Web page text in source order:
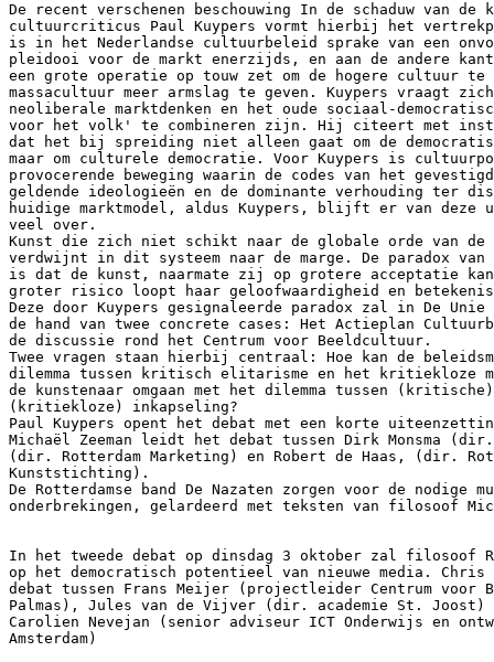
De recent verschenen beschouwing In de schaduw van de
cultuurcriticus Paul Kuypers vormt hierbij het
is in het Nederlandse cultuurbeleid sprake van een
pleidooi voor de markt enerzijds, en aan de andere
een grote operatie op touw zet om de hogere cultuur te
massacultuur meer armslag te geven. Kuypers vraagt
neoliberale marktdenken en het oude sociaal-
voor het volk' te combineren zijn. Hij citeert met
dat het bij spreiding niet alleen gaat om de
maar om culturele democratie. Voor Kuypers is
provocerende beweging waarin de codes van het
geldende ideologieën en de dominante verhouding ter
huidige marktmodel, aldus Kuypers, blijft er van deze
veel over.
Kunst die zich niet schikt naar de globale orde van de
verdwijnt in dit systeem naar de marge. De paradox
is dat de kunst, naarmate zij op grotere acceptatie kan
groter risico loopt haar geloofwaardigheid en
Deze door Kuypers gesignaleerde paradox zal in De Unie
de hand van twee concrete cases: Het Actieplan
de discussie rond het Centrum voor Beeldcultuur.
Twee vragen staan hierbij centraal: Hoe kan de
dilemma tussen kritisch elitarisme en het kritiekloze
de kunstenaar omgaan met het dilemma tussen
(kritiekloze) inkapseling?
Paul Kuypers opent het debat met een korte
Michaël Zeeman leidt het debat tussen Dirk Monsma (dir.
(dir. Rotterdam Marketing) en Robert de Haas, (dir.
Kunststichting).
De Rotterdamse band De Nazaten zorgen voor de nodige
onderbrekingen, gelardeerd met teksten van filosoof
In het tweede debat op dinsdag 3 oktober zal filosoof
op het democratisch potentieel van nieuwe media. Chris
debat tussen Frans Meijer (projectleider Centrum voor
Palmas), Jules van de Vijver (dir. academie St. Joost)
Carolien Nevejan (senior adviseur ICT Onderwijs en
Amsterdam)